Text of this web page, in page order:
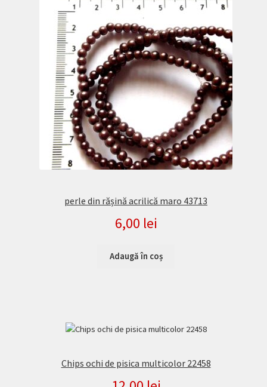
perle din rășină acrilică maro 43713
6,00 lei
Adaugă în coș
Chips ochi de pisica multicolor 22458